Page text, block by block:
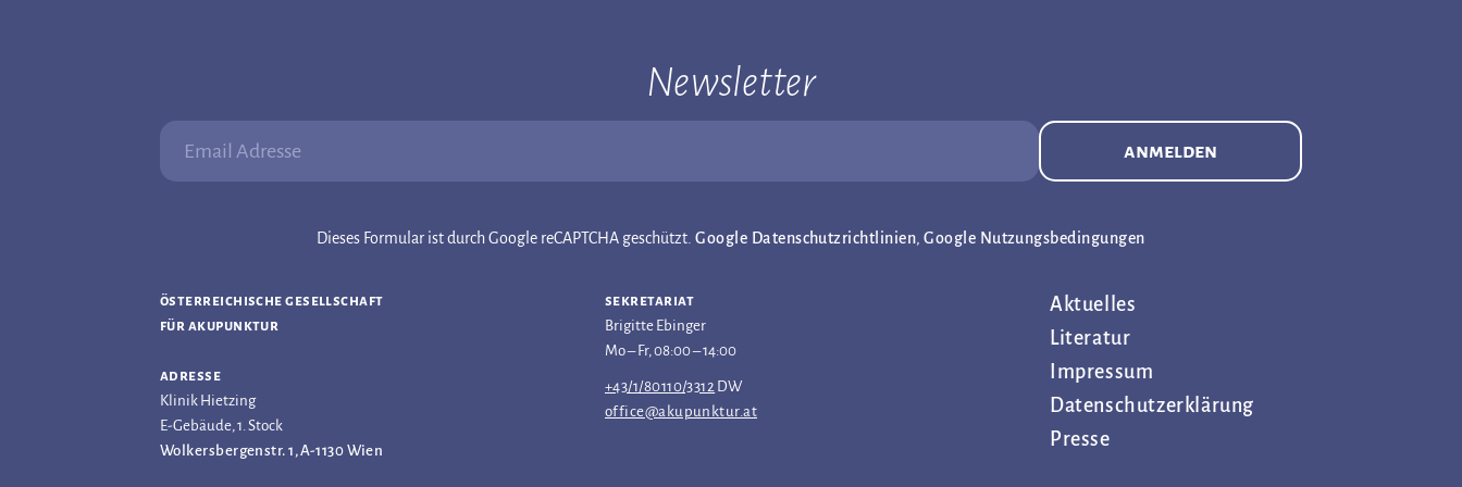
Newsletter
Email Adresse:
anmelden
Dieses Formular ist durch Google reCAPTCHA geschützt.Google Datenschutzrichtlinien,Google Nutzungsbedingungen
österreichische gesellschaft
für akupunktur
adresse
Klinik Hietzing
E-Gebäude, 1. Stock
Wolkersbergenstr. 1, A-1130 Wien
sekretariat
Brigitte Ebinger
Mo – Fr, 08:00 – 14:00
+43/1/80110/3312 DW
office@akupunktur.at
Aktuelles
Literatur
Impressum
Datenschutz­erklärung
Presse